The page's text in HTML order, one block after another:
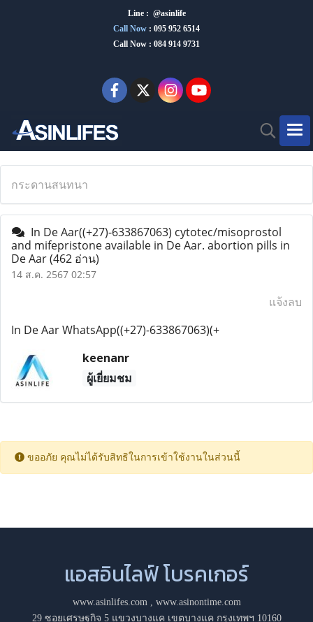
Line : @asinlife
Call Now : 095 952 6514
Call Now : 084 914 9731
กระดานสนทนา
In De Aar((+27)-633867063) cytotec/misoprostol
and mifepristone available in De Aar. abortion pills in
De Aar(462 อ่าน)
14 ส.ค. 2567 02:57
แจ้งลบ
In De Aar WhatsApp((+27)-633867063)(+
keenanr
ผู้เยี่ยมชม
ขออภัย คุณไม่ได้รับสิทธิในการเข้าใช้งานในส่วนนี้
แอสอินไลฟ์ โบรคเกอร์
www.asinlifes.com, www.asinontime.com
29 ซอยเศรษฐกิจ 5 แขวงบางแค เขตบางแค กรุงเทพฯ 10160